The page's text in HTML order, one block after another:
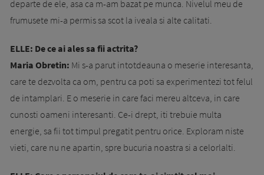
departe de ele, asa ca m-am bazat pe munca. Nivelul meu de
frumusete mi-a permis sa scot la iveala si alte calitati.
ELLE: De ce ai ales sa fii actrita?
Maria Obretin: Mi s-a parut intotdeauna o meserie interesanta,
care te dezvolta ca om, pentru ca poti sa experimentezi tot felul
de intamplari. E o meserie in care faci mereu altceva, in care
cunosti oameni interesanti. Ce-i drept, iti trebuie multa
energie, sa fii tot timpul pregatit pentru orice. Exploram niste
vieti, care nu ne apartin, spre bucuria noastra si a celorlalti.